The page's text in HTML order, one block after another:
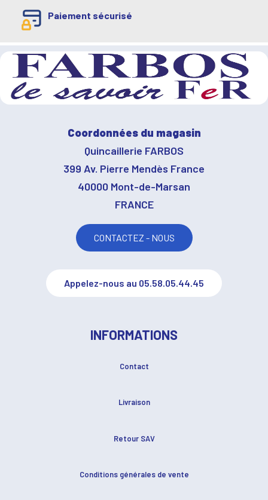
Paiement sécurisé
Coordonnées du magasin
Quincaillerie FARBOS
399 Av. Pierre Mendès France
40000 Mont-de-Marsan
FRANCE
CONTACTEZ - NOUS
Appelez-nous au 05.58.05.44.45
INFORMATIONS
Contact
Livraison
Retour SAV
Conditions générales de vente